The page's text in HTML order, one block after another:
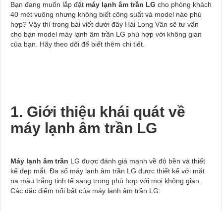
Bạn đang muốn lắp đặt máy lạnh âm trần LG cho phòng khách
40 mét vuông nhưng không biết công suất và model nào phù
hợp? Vậy thì trong bài viết dưới đây Hải Long Vân sẽ tư vấn
cho bạn model máy lạnh âm trần LG phù hợp với không gian
của bạn. Hãy theo dõi để biết thêm chi tiết.
1. Giới thiệu khái quát về
máy lạnh âm trần LG
Máy lạnh âm trần LG được đánh giá mạnh về độ bền và thiết
kế đẹp mắt. Đa số máy lạnh âm trần LG được thiết kế với mặt
nạ màu trắng tinh tế sang trọng phù hợp với mọi không gian.
Các đặc điểm nổi bật của máy lạnh âm trần LG: